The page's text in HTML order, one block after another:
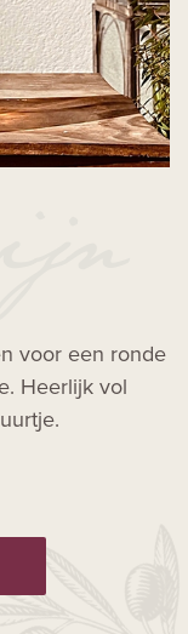
voor een ronde
Heerlijk vol